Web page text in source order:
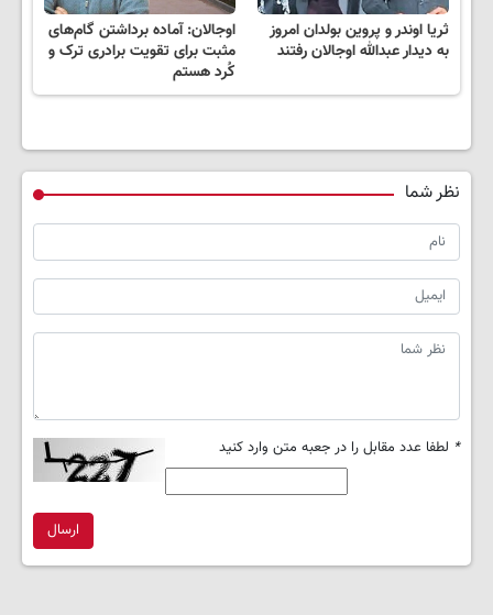
ثریا اوندر و پروین بولدان امروز
به دیدار عبدالله اوجالان رفتند
اوجالان: آماده برداشتن گام‌های
مثبت برای تقویت برادری ترک و
کُرد هستم
نظر شما
* لطفا عدد مقابل را در جعبه متن وارد کنید
ارسال